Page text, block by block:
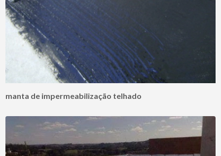
manta de impermeabilização telhado